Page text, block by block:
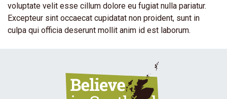
voluptate velit esse cillum dolore eu fugiat nulla pariatur.
Excepteur sint occaecat cupidatat non proident, sunt in
culpa qui officia deserunt mollit anim id est laborum.